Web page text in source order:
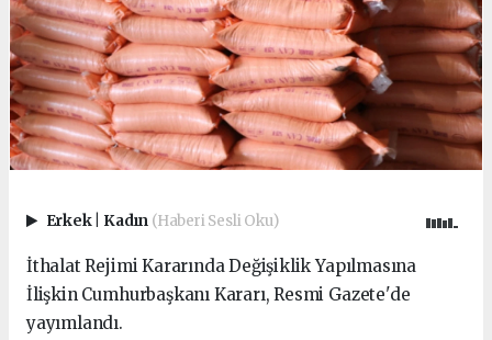
Erkek Kadın (Haberi Sesli Oku)
İthalat Rejimi Kararında Değişiklik Yapılmasına
İlişkin Cumhurbaşkanı Kararı, Resmi Gazete'de
yayımlandı.